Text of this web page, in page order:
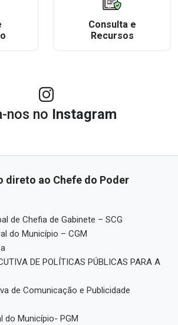
Consulta e
Recursos
nos no Instagram
direto ao Chefe do Poder
de Chefia de Gabinete – SCG
do Município – CGM
DE POLÍTICAS PÚBLICAS PARA A
de Comunicação e Publicidade
do Município- PGM